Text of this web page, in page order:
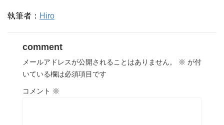
執筆者： Hiro
comment
メールアドレスが公開されることはありません。 ※ が付
いている欄は必須項目です
コメント ※